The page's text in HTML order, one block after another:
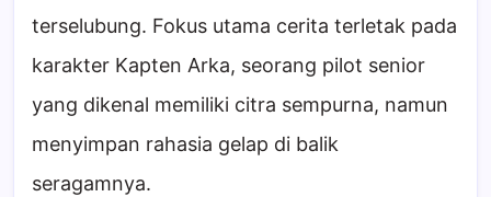
terselubung. Fokus utama cerita terletak pada
karakter Kapten Arka, seorang pilot senior
yang dikenal memiliki citra sempurna, namun
menyimpan rahasia gelap di balik
seragamnya.